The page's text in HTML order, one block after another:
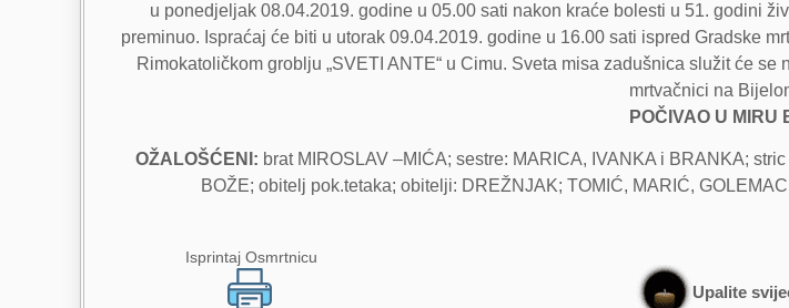
u ponedjeljak 08.04.2019. godine u 05.00 sati nakon kraće bolesti u 51. godini
preminuo. Ispraćaj će biti u utorak 09.04.2019. godine u 16.00 sati ispred Gradske
Rimokatoličkom groblju „SVETI ANTE“ u Cimu. Sveta misa zadušnica služit će
mrtvačnici na
POČIVAO U MIRU
OŽALOŠĆENI: brat MIROSLAV –MIĆA; sestre: MARICA, IVANKA i BRANKA;
BOŽE; obitelj pok.tetaka; obitelji: DREŽNJAK; TOMIĆ, MARIĆ,
Isprintaj Osmrtnicu
Upalite